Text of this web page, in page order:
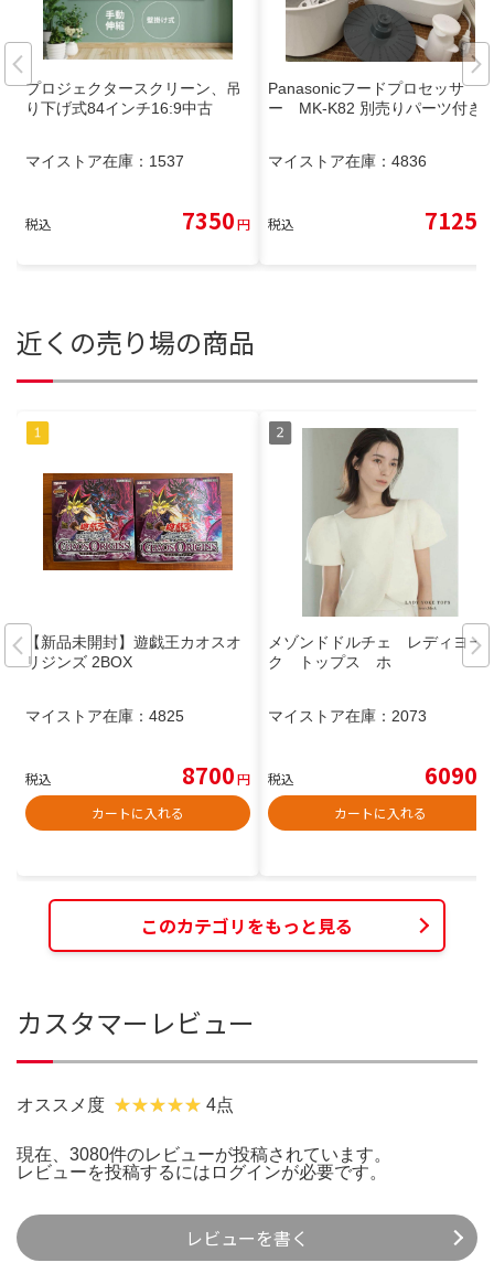
プロジェクタースクリーン、吊
り下げ式84インチ16:9中古
マイストア在庫： 1537
税込 7350円
Panasonicフードプロセッサ
ー MK-K82 別売りパーツ付き
マイストア在庫： 4836
税込 7125
近くの売り場の商品
【新品未開封】遊戯王カオスオ
リジンズ 2BOX
マイストア在庫： 4825
税込 8700円
カートに入れる
メゾンドドルチェ レディヨー
ク トップス ホ
マイストア在庫： 2073
税込 6090
カートに入れる
このカテゴリをもっと見る
カスタマーレビュー
オススメ度 4点
現在、3080件のレビューが投稿されています。
レビューを投稿するには ログインが必要です。
レビューを書く